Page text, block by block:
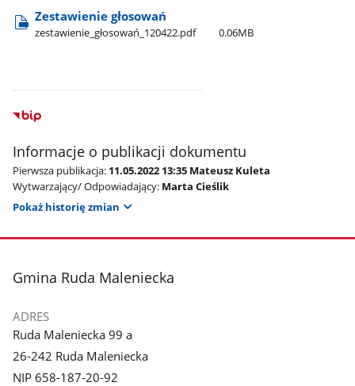
Zestawienie głosowań
zestawienie​_głosowań​_120422.pdf 0.06MB
Informacje o publikacji dokumentu
Pierwsza publikacja: 11.05.2022 13:35 Mateusz Kuleta
Wytwarzający/ Odpowiadający: Marta Cieślik
Pokaż historię zmian
stopka
Gmina Ruda Maleniecka
ADRES
Ruda Maleniecka 99 a
26-242 Ruda Maleniecka
NIP 658-187-20-92